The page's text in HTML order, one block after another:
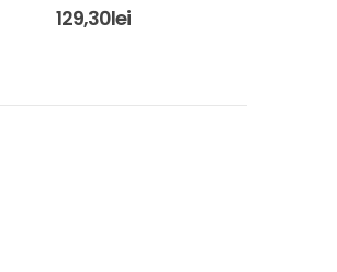
5.00 out of 5
129,30lei